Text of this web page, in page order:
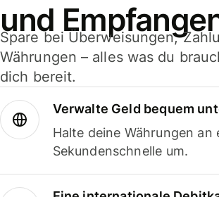
und
Spare bei Überweisungen,
Währungen – alles was du
dich bereit.
Verwalte Geld bequem
Halte deine Währungen
Sekundenschnelle um.